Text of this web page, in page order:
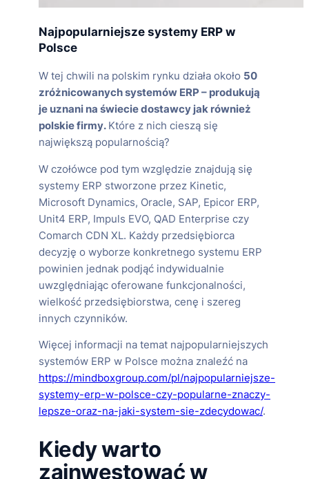
Najpopularniejsze systemy ERP w
Polsce
W tej chwili na polskim rynku działa około 50
zróżnicowanych systemów ERP – produkują
je uznani na świecie dostawcy jak również
polskie firmy. Które z nich cieszą się
największą popularnością?
W czołówce pod tym względzie znajdują się
systemy ERP stworzone przez Kinetic,
Microsoft Dynamics, Oracle, SAP, Epicor ERP,
Unit4 ERP, Impuls EVO, QAD Enterprise czy
Comarch CDN XL. Każdy przedsiębiorca
decyzję o wyborze konkretnego systemu ERP
powinien jednak podjąć indywidualnie
uwzględniając oferowane funkcjonalności,
wielkość przedsiębiorstwa, cenę i szereg
innych czynników.
Więcej informacji na temat najpopularniejszych
systemów ERP w Polsce można znaleźć na
https://mindboxgroup.com/pl/najpopularniejsze-
systemy-erp-w-polsce-czy-popularne-znaczy-
lepsze-oraz-na-jaki-system-sie-zdecydowac/.
Kiedy warto
zainwestować w